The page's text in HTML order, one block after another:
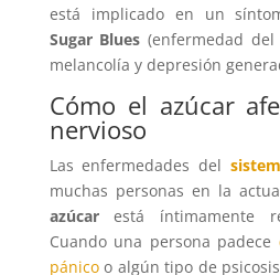
está implicado en un
Sugar Blues (enfermedad
melancolía y depresión
Cómo el azúcar
nervioso
Las enfermedades del
muchas personas en la
azúcarestá íntimamente
Cuando una persona padece
pánicoo algún tipo de